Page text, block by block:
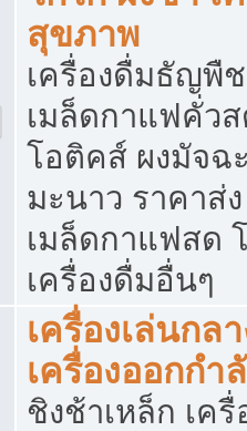
สุขภาพ
เครื่องดื่มธัญพื
เมล็ดกาแฟคั่ว
โอติคส์ ผงมัจฉ
มะนาว ราคาส่
เมล็ดกาแฟสด
เครื่องดื่มอื่นๆ
เครื่องเล่นกล
เครื่องออกกำ
ชิงช้าเหล็ก เค